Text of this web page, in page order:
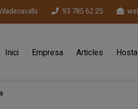
93 785 62 25
Inici Empresa Articles